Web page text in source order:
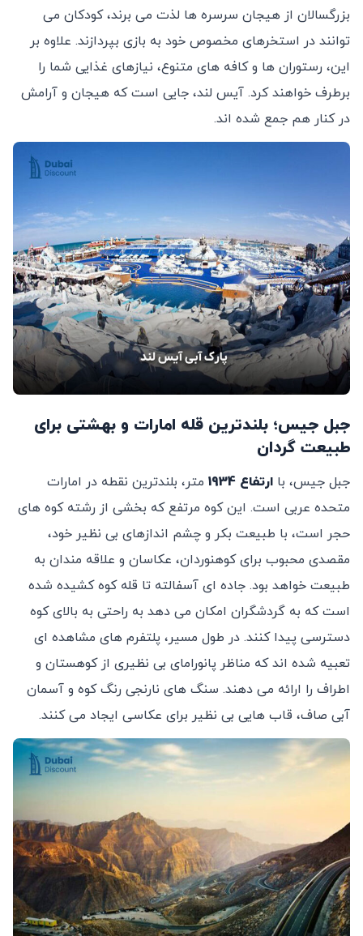
بزرگسالان از هیجان سرسره‌ ها لذت می ‌برند، کودکان می‌
توانند در استخرهای مخصوص خود به بازی بپردازند. علاوه بر
این، رستوران‌ ها و کافه ‌های متنوع، نیازهای غذایی شما را
برطرف خواهند کرد. آیس لند، جایی است که هیجان و آرامش
در کنار هم جمع شده‌ اند.
جبل جیس؛ بلندترین قله امارات و بهشتی برای
طبیعت ‌گردان
جبل جیس، با ارتفاع 1934
متر، بلندترین نقطه در امارات
متحده عربی است. این کوه مرتفع که بخشی از رشته ‌کوه‌ های
حجر است، با طبیعت بکر و چشم ‌اندازهای بی‌ نظیر خود،
مقصدی محبوب برای کوهنوردان، عکاسان و علاقه ‌مندان به
طبیعت خواهد بود. جاده ‌ای آسفالته تا قله کوه کشیده شده
است که به گردشگران امکان می ‌دهد به راحتی به بالای کوه
دسترسی پیدا کنند. در طول مسیر، پلتفرم‌ های مشاهده‌ ای
تعبیه شده ‌اند که مناظر پانورامای بی ‌نظیری از کوهستان و
اطراف را ارائه می ‌دهند. سنگ‌ های نارنجی رنگ کوه و آسمان
آبی صاف، قاب‌ هایی بی ‌نظیر برای عکاسی ایجاد می ‌کنند.